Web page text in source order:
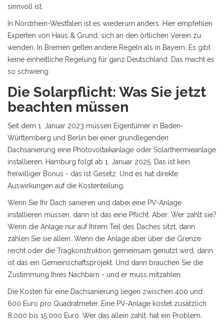
sinnvoll ist.
In Nordrhein-Westfalen ist es wiederum anders. Hier empfehlen
Experten von Haus & Grund, sich an den örtlichen Verein zu
wenden. In Bremen gelten andere Regeln als in Bayern. Es gibt
keine einheitliche Regelung für ganz Deutschland. Das macht es
so schwierig.
Die Solarpflicht: Was Sie jetzt
beachten müssen
Seit dem 1. Januar 2023 müssen Eigentümer in Baden-
Württemberg und Berlin bei einer grundlegenden
Dachsanierung eine Photovoltaikanlage oder Solarthermieanlage
installieren. Hamburg folgt ab 1. Januar 2025. Das ist kein
freiwilliger Bonus - das ist Gesetz. Und es hat direkte
Auswirkungen auf die Kostenteilung.
Wenn Sie Ihr Dach sanieren und dabei eine PV-Anlage
installieren müssen, dann ist das eine Pflicht. Aber: Wer zahlt sie?
Wenn die Anlage nur auf Ihrem Teil des Daches sitzt, dann
zahlen Sie sie allein. Wenn die Anlage aber über die Grenze
reicht oder die Tragkonstruktion gemeinsam genutzt wird, dann
ist das ein Gemeinschaftsprojekt. Und dann brauchen Sie die
Zustimmung Ihres Nachbarn - und er muss mitzahlen.
Die Kosten für eine Dachsanierung liegen zwischen 400 und
600 Euro pro Quadratmeter. Eine PV-Anlage kostet zusätzlich
8.000 bis 15.000 Euro. Wer das allein zahlt, hat ein Problem.